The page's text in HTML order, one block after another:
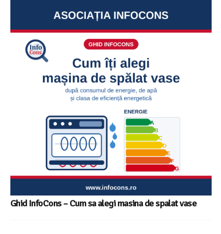
Ghid InfoCons – Cum sa alegi masina de spalat vase